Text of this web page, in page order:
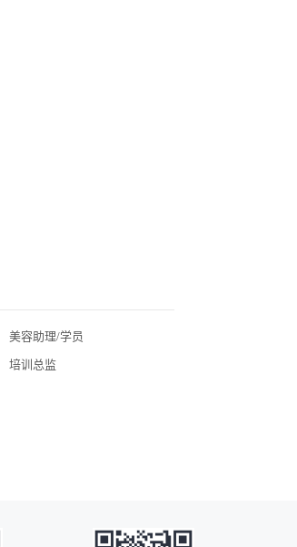
美容助理/学员
培训总监
昆明美业招聘